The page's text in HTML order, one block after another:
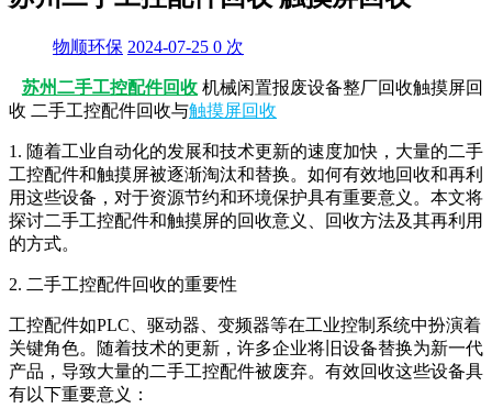
物顺环保 2024-07-25 0 次
苏州二手工控配件回收 机械闲置报废设备整厂回收触摸屏回
收 二手工控配件回收与触摸屏回收
1. 随着工业自动化的发展和技术更新的速度加快，大量的二手
工控配件和触摸屏被逐渐淘汰和替换。如何有效地回收和再利
用这些设备，对于资源节约和环境保护具有重要意义。本文将
探讨二手工控配件和触摸屏的回收意义、回收方法及其再利用
的方式。
2. 二手工控配件回收的重要性
工控配件如PLC、驱动器、变频器等在工业控制系统中扮演着
关键角色。随着技术的更新，许多企业将旧设备替换为新一代
产品，导致大量的二手工控配件被废弃。有效回收这些设备具
有以下重要意义：